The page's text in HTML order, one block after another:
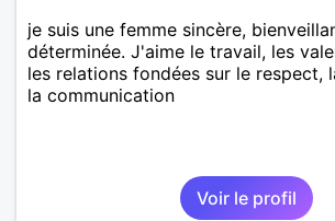
je suis une femme sincère,
déterminée. J'aime le travail, les
les relations fondées sur le respect,
la communication
Voir le profil